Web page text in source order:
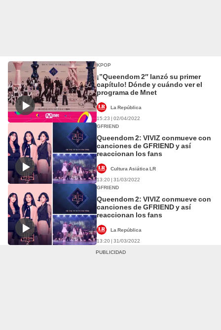
KPOP
¡”Queendom 2″ lanzó su primer
capítulo! Dónde y cuándo ver el
programa de Mnet
La República
15:23 | 02/04/2022
GFRIEND
Queendom 2: VIVIZ conmueve con
canciones de GFRIEND y así
reaccionan los fans
Cultura Asiática LR
13:20 | 31/03/2022
GFRIEND
Queendom 2: VIVIZ conmueve con
canciones de GFRIEND y así
reaccionan los fans
La República
13:20 | 31/03/2022